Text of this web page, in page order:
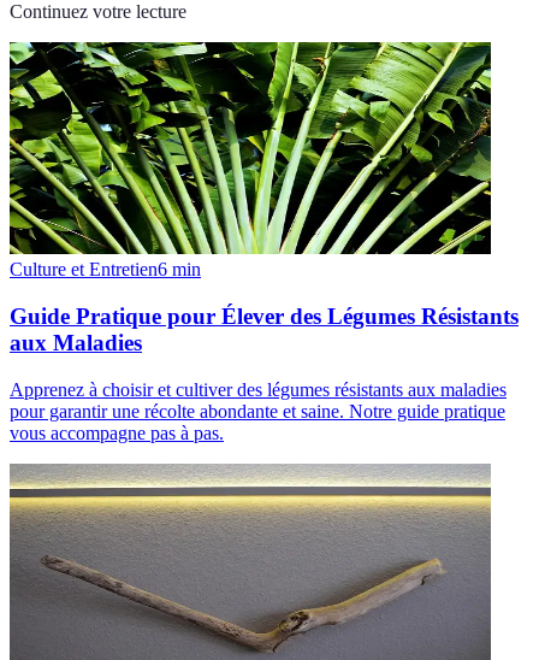
Continuez votre lecture
Culture et Entretien6 min
Guide Pratique pour Élever des Légumes Résistants
aux Maladies
Apprenez à choisir et cultiver des légumes résistants aux maladies
pour garantir une récolte abondante et saine. Notre guide pratique
vous accompagne pas à pas.